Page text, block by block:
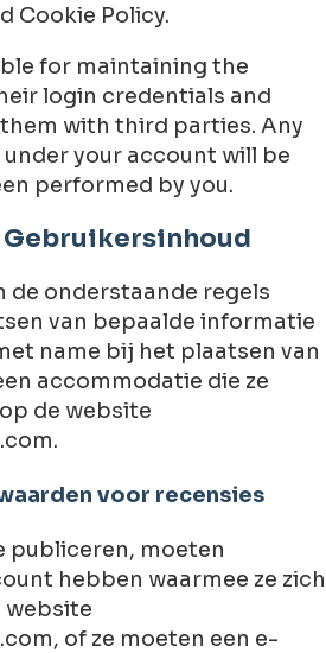
Cookie Policy.
for maintaining the
login credentials and
with third parties. Any
your account will be
performed by you.
Gebruikersinhoud
de onderstaande regels
van bepaalde informatie
name bij het plaatsen van
accommodatie die ze
de website
voor recensies
publiceren, moeten
hebben waarmee ze zich
website
of ze moeten een e-